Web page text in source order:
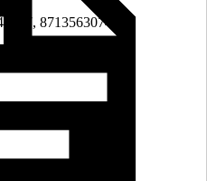
8713563074068